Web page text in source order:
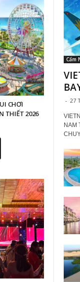
CHƠI
THIẾT 2026
Cẩm
- 27
NAM